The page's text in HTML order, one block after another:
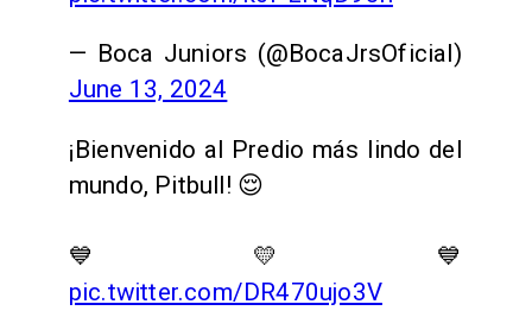
— Boca Juniors (@BocaJrsOficial)
June 13, 2024
¡Bienvenido al Predio más lindo del
mundo, Pitbull! 😌
💙💛💙
pic.twitter.com/DR470ujo3V